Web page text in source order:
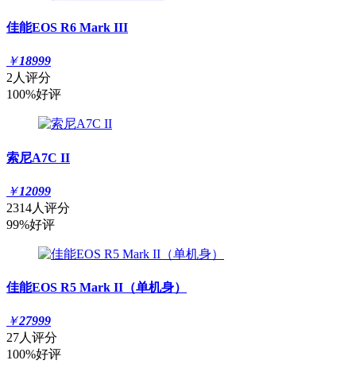
佳能EOS R6 Mark III
￥18999
2人评分
100%好评
索尼A7C II
￥12099
2314人评分
99%好评
佳能EOS R5 Mark II（单机身）
￥27999
27人评分
100%好评